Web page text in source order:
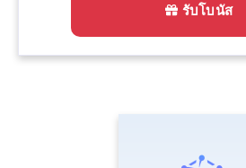
รับโบนัส